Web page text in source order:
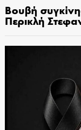
Βουβή
Περικλή